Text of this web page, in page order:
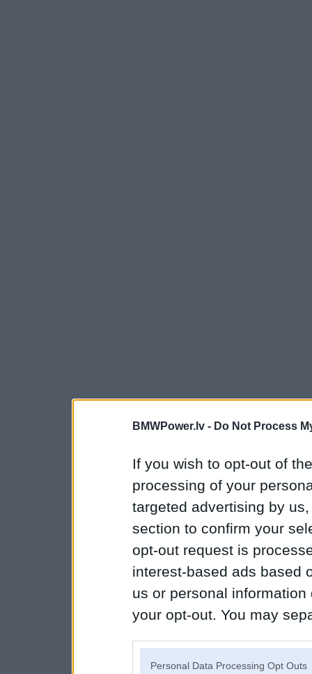
BMWPower.lv - Do Not Process
If you wish to opt-out of
processing of your
targeted advertising by
section to confirm your
opt-out request is
interest-based ads based
us or personal
your opt-out. You may
Personal Data Processing Opt Outs